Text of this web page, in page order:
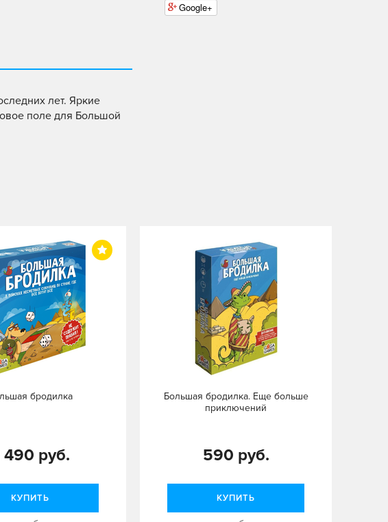
лет. Яркие
поле для Большой
Google+
бродилка
490 руб.
КУПИТЬ
Большая бродилка. Еще больше
приключений
590 руб.
КУПИТЬ